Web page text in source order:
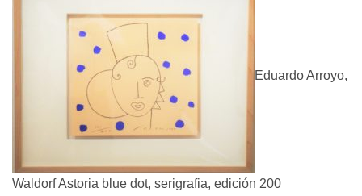
Eduardo Arroyo,
Waldorf Astoria blue dot, serigrafia, edición 200